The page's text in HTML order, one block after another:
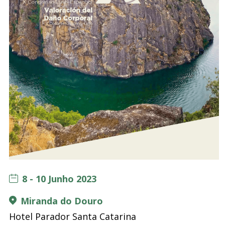
8 - 10 Junho 2023
Miranda do Douro
Hotel Parador Santa Catarina